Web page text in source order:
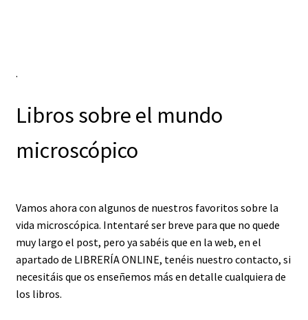
.
Libros sobre el mundo
microscópico
Vamos ahora con algunos de nuestros favoritos sobre la
vida microscópica. Intentaré ser breve para que no quede
muy largo el post, pero ya sabéis que en la web, en el
apartado de LIBRERÍA ONLINE, tenéis nuestro contacto, si
necesitáis que os enseñemos más en detalle cualquiera de
los libros.